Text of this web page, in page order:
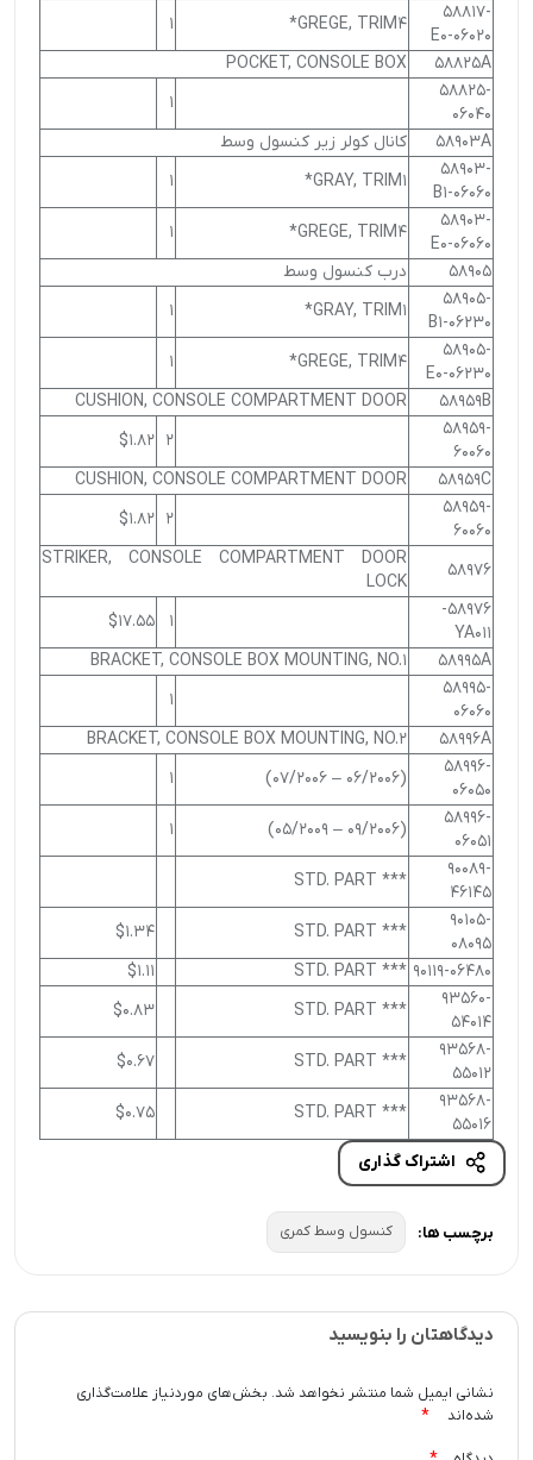
58817-
06020-E0
GREGE, TRIM4*
1
58825A
POCKET, CONSOLE BOX
58825-
06040
1
58903A
کانال کولر زیر کنسول وسط
58903-
06060-B1
GRAY, TRIM1*
1
58903-
06060-E0
GREGE, TRIM4*
1
58905
درب کنسول وسط
58905-
06230-B1
GRAY, TRIM1*
1
58905-
06230-E0
GREGE, TRIM4*
1
58959B
CUSHION, CONSOLE COMPARTMENT DOOR
58959-
60060
2
$1.82
58959C
CUSHION, CONSOLE COMPARTMENT DOOR
58959-
60060
2
$1.82
58976
STRIKER, CONSOLE COMPARTMENT DOOR
LOCK
58976-
YA011
1
$17.55
58995A
BRACKET, CONSOLE BOX MOUNTING, NO.1
58995-
06060
1
58996A
BRACKET, CONSOLE BOX MOUNTING, NO.2
58996-
06050
(06/2006 – 07/2006)
1
58996-
06051
(09/2006 – 05/2009)
1
90089-
46145
*** STD. PART
90105-
08095
*** STD. PART
$1.34
90119-06480
*** STD. PART
$1.11
93560-
54014
*** STD. PART
$0.83
93568-
55012
*** STD. PART
$0.67
93568-
55016
*** STD. PART
$0.75
اشتراک گذاری
برچسب ها: کنسول وسط کمری
دیدگاهتان را بنویسید
نشانی ایمیل شما منتشر نخواهد شد. بخش‌های موردنیاز علامت‌گذاری
شده‌اند
*